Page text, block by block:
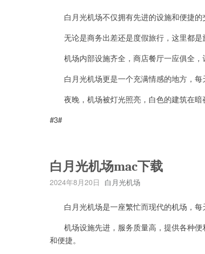
白月光机场不仅拥有先进的设施和便捷的
无论是商务出差还是度假旅行，这里都是
机场内部设施齐全，商店餐厅一应俱全，
白月光机场更是一个充满情感的地方，每
夜晚，机场被灯光照亮，白色的建筑在暗
#3#
白月光机场mac下载
2024年8月20日 白月光机场
白月光机场是一座繁忙而现代的机场，每
机场设施先进，服务质量高，提供各种便
和便捷。